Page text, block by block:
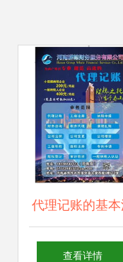
代理记账的基
程详解
查看详情